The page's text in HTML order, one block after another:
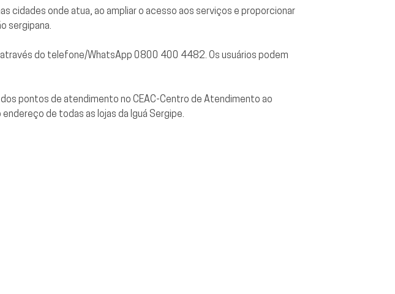
cidades onde atua, ao ampliar o acesso aos serviços e proporcionar
sergipana.
do telefone/WhatsApp 0800 400 4482. Os usuários podem
pontos de atendimento no CEAC-Centro de Atendimento ao
endereço de todas as lojas da Iguá Sergipe.